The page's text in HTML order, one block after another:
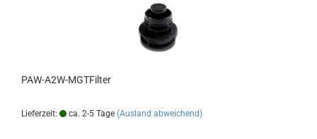
PAW-A2W-MGTFilter
Lieferzeit: ca. 2-5 Tage (Ausland abweichend)